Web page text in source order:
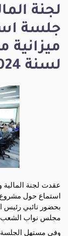
لجنة
جلسة
لسنة 2024
بحضور نائبي
مجلس نواب
وفي مستهل